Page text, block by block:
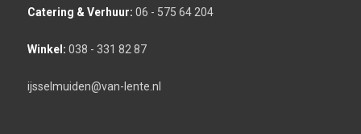
Catering & Verhuur: 06 - 575 64 204
Winkel: 038 - 331 82 87
ijsselmuiden@van-lente.nl